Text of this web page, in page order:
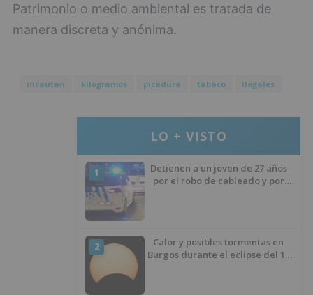
Patrimonio o medio ambiental es tratada de
manera discreta y anónima.
incautan kilogramos picadura tabaco ilegales
LO + VISTO
1
Detienen a un joven de 27 años
por el robo de cableado y por
2
Calor y posibles tormentas en
Burgos durante el eclipse del 12